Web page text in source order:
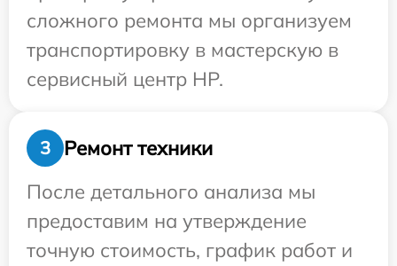
сложного ремонта мы организуем
транспортировку в мастерскую в
сервисный центр HP.
3
Ремонт техники
После детального анализа мы
предоставим на утверждение
точную стоимость, график работ и